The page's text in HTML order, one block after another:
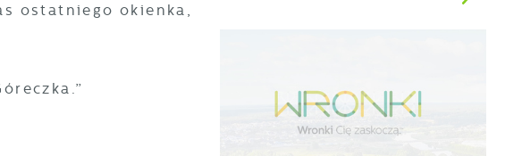
ostatniego okienka,